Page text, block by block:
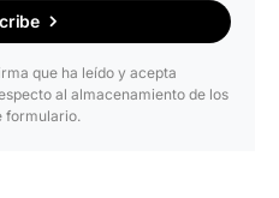
que ha leído y acepta
al almacenamiento de los
formulario.